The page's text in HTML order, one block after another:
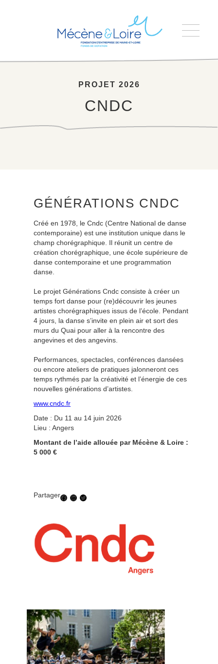
PROJET 2026
CNDC
GÉNÉRATIONS CNDC
Créé en 1978, le Cndc (Centre National de danse
contemporaine) est une institution unique dans le
champ chorégraphique. Il réunit un centre de
création chorégraphique, une école supérieure de
danse contemporaine et une programmation
danse.
Le projet Générations Cndc consiste à créer un
temps fort danse pour (re)découvrir les jeunes
artistes chorégraphiques issus de l’école. Pendant
4 jours, la danse s’invite en plein air et sort des
murs du Quai pour aller à la rencontre des
angevines et des angevins.
Performances, spectacles, conférences dansées
ou encore ateliers de pratiques jalonneront ces
temps rythmés par la créativité et l’énergie de ces
nouvelles générations d’artistes.
www.cndc.fr
Date : Du 11 au 14 juin 2026
Lieu : Angers
Montant de l’aide allouée par Mécène & Loire :
5 000 €
PartagerFacebook LinkedIn Twitter